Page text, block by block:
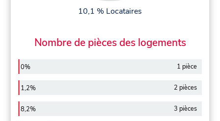
10,1 % Locataires
Nombre de pièces des logements
0% 1 pièce
1,2% 2 pièces
8,2% 3 pièces